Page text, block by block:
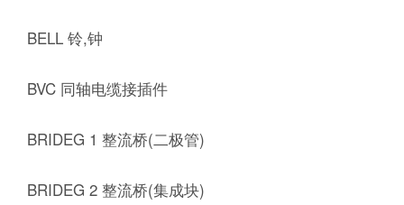
BELL 铃,钟
BVC 同轴电缆接插件
BRIDEG 1 整流桥(二极管)
BRIDEG 2 整流桥(集成块)